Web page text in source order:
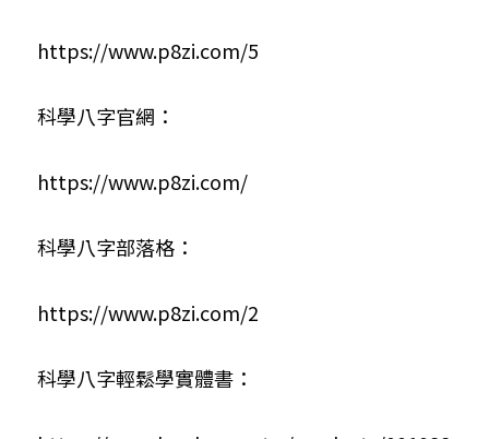
https://www.p8zi.com/5
科學八字官網：
https://www.p8zi.com/
科學八字部落格：
https://www.p8zi.com/2
科學八字輕鬆學實體書：